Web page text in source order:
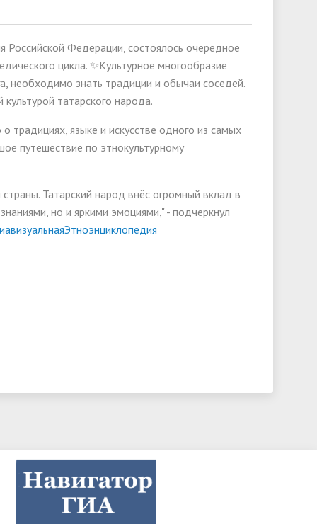
Федерации, состоялось очередное
цикла. ✨Культурное многообразие
необходимо знать традиции и обычаи соседей.
татарского народа.
традициях, языке и искусстве одного из самых
путешествие по этнокультурному
Татарский народ внёс огромный вклад в
но и яркими эмоциями," - подчеркнул